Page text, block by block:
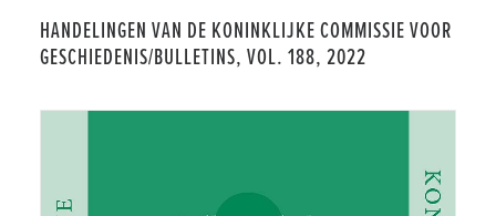
HANDELINGEN VAN DE KONINKLIJKE COMMISSIE VOOR
GESCHIEDENIS/BULLETINS, VOL. 188, 2022